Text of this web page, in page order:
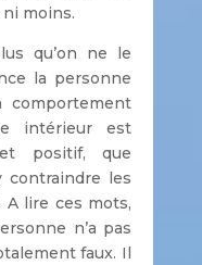
moins.
qu’on ne le
la personne
comportement
intérieur est
positif, que
contraindre les
lire ces mots,
n’a pas
faux. Il